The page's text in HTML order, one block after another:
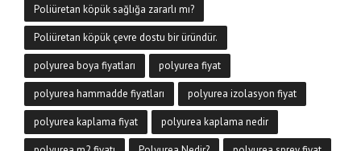
Poliüretan köpük sağlığa zararlı mı?
Poliüretan köpük çevre dostu bir üründür.
polyurea boya fiyatları polyurea fiyat
polyurea hammadde fiyatları polyurea izolasyon fiyat
polyurea kaplama fiyat polyurea kaplama nedir